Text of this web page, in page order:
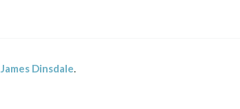
James Dinsdale.